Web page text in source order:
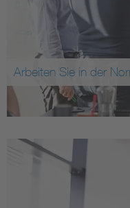
Arbeiten Sie in der